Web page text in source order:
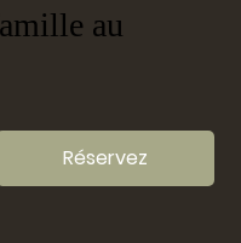
Réservez
au